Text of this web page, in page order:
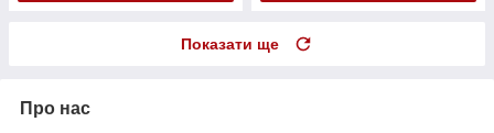
Показати ще
Про нас